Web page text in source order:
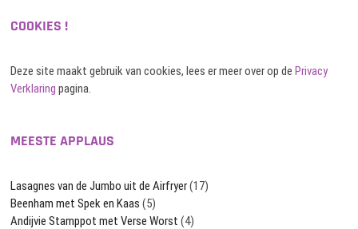
COOKIES !
Deze site maakt gebruik van cookies, lees er meer over op dePrivacy
Verklaring pagina.
MEESTE APPLAUS
Lasagnes van de Jumbo uit de Airfryer(17)
Beenham met Spek en Kaas (5)
Andijvie Stamppot met Verse Worst (4)